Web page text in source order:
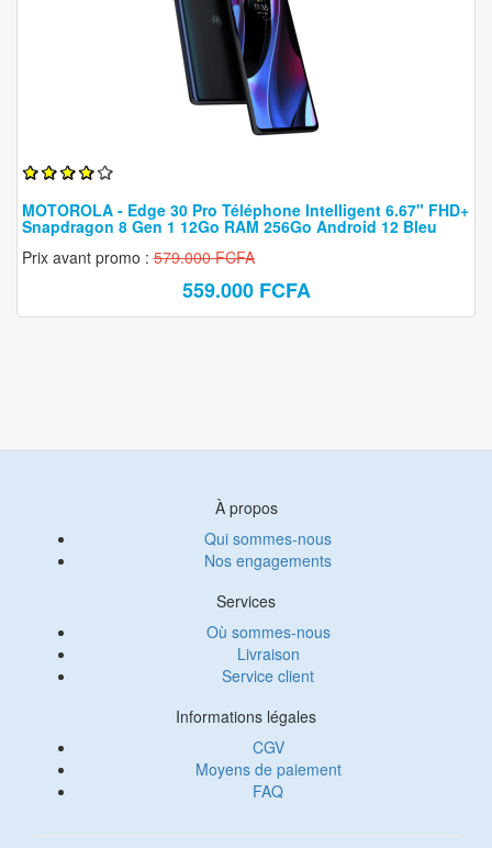
MOTOROLA - Edge 30 Pro Téléphone Intelligent 6.67" FHD+
Snapdragon 8 Gen 1 12Go RAM 256Go Android 12 Bleu
Prix avant promo : 579.000 FCFA
559.000 FCFA
À propos
Qui sommes-nous
Nos engagements
Services
Où sommes-nous
Livraison
Service client
Informations légales
CGV
Moyens de paiement
FAQ